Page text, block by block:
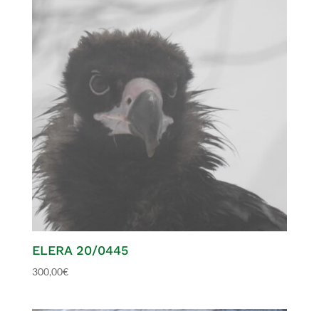
ELERA 20/0445
300,00€